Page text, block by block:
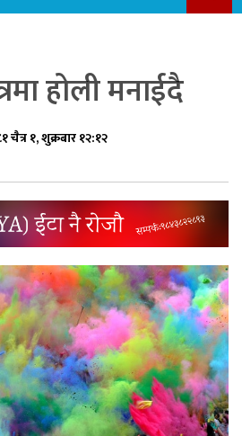
होली मनाईदै
चैत्र १, शुक्रबार १२:१२